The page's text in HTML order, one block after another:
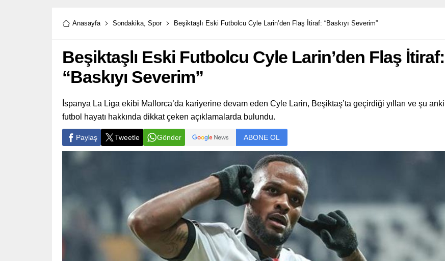
Anasayfa Sondakika Spor Beşiktaşlı Eski Futbolcu Cyle Larin’den Flaş İtiraf: “Baskıyı Severim”
Beşiktaşlı Eski Futbolcu Cyle Larin’den Flaş İtiraf:
“Baskıyı Severim”
İspanya La Liga ekibi Mallorca’da kariyerine devam eden Cyle Larin, Beşiktaş’ta geçirdiği yılları ve şu anki
futbol hayatı hakkında dikkat çeken açıklamalarda bulundu.
Paylaş Tweetle Gönder ABONE OL